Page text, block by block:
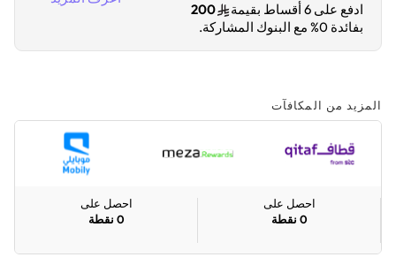
ادفع على 6 أقساط بقيمة
200
بفائدة 0% مع البنوك المشاركة.
المزيد من المكافآت
احصل على
0 نقطة
احصل على
0 نقطة